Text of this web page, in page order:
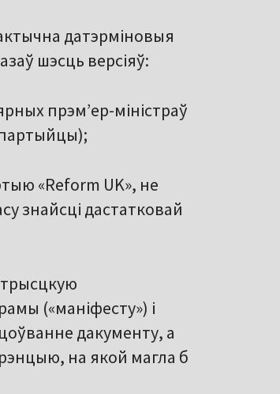
датэрміновыя
шэсць версіяў:
прэм’ер-міністраў
«Reform UK», не
знайсці дастатковай
(«маніфесту») і
дакументу, а
на якой магла б